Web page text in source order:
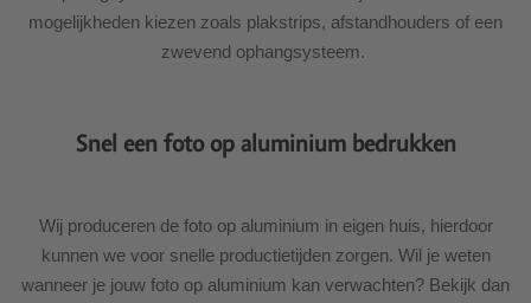
mogelijkheden kiezen zoals plakstrips, afstandhouders of een
zwevend ophangsysteem.
Snel een foto op aluminium bedrukken
Wij produceren de foto op aluminium in eigen huis, hierdoor
kunnen we voor snelle productietijden zorgen. Wil je weten
wanneer je jouw foto op aluminium kan verwachten? Bekijk dan